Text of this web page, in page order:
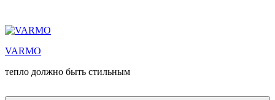
содержимому
VARMO
тепло должно быть стильным